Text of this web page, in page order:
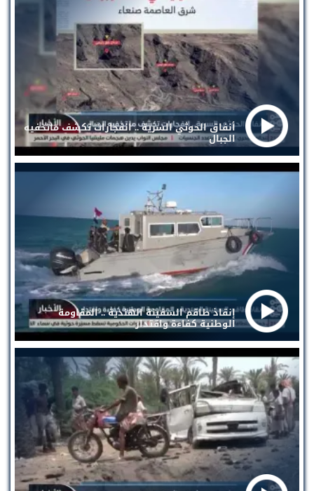
أنفاق الحوثي السرية .. انفجارات تكشف ماتخفيه
الجبال
إنقاذ طاقم السفينة الهندية .. المقاومة
الوطنية كفاءة واقتدار